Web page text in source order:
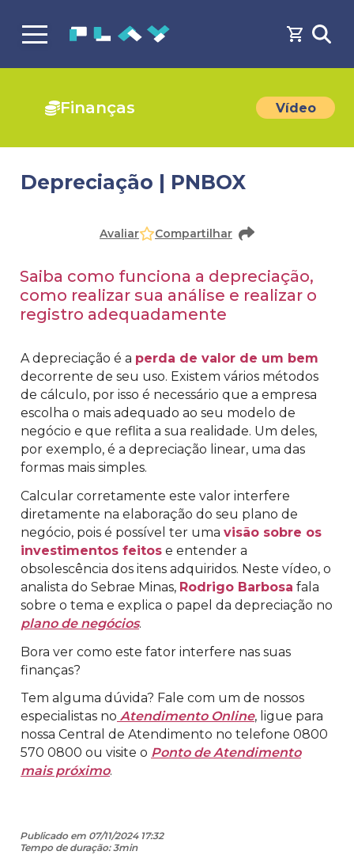
Finanças Vídeo
Depreciação | PNBOX
cadastro para acessar o conteúdo
Avaliar Compartilhar
Saiba como funciona a depreciação,
como realizar sua análise e realizar o
registro adequadamente
A depreciação é a perda de valor de um bem
decorrente de seu uso. Existem vários métodos
de cálculo, por isso é necessário que a empresa
escolha o mais adequado ao seu modelo de
negócio e que reflita a sua realidade. Um deles,
por exemplo, é a depreciação linear, uma das
formas mais simples.
Calcular corretamente este valor interfere
diretamente na elaboração do seu plano de
negócio, pois é possível ter uma visão sobre os
investimentos feitos e entender a
obsolescência dos itens adquiridos. Neste vídeo, o
analista do Sebrae Minas, Rodrigo Barbosa fala
sobre o tema e explica o papel da depreciação no
plano de negócios.
Bora ver como este fator interfere nas suas
finanças?
Tem alguma dúvida? Fale com um de nossos
especialistas no Atendimento Online, ligue para
nossa Central de Atendimento no telefone 0800
570 0800 ou visite o Ponto de Atendimento
mais próximo.
Publicado em 07/11/2024 17:32
Tempo de duração: 3min